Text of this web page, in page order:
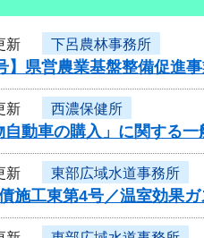
新 下呂農林事務所
】県営農業基盤整備促
新 西濃保健所
自動車の購入」に関する
新 東部広域水道事務所
債施工東第4号／温室効